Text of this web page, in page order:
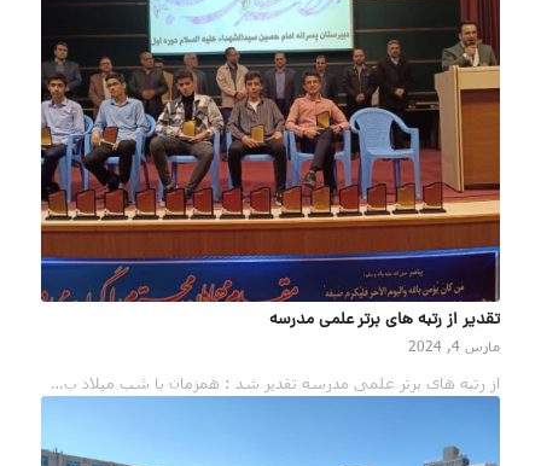
تقدیر از رتبه های برتر علمی مدرسه
مارس 4, 2024
از رتبه های برتر علمی مدرسه تقدیر شد : همزمان با شب میلاد ب…